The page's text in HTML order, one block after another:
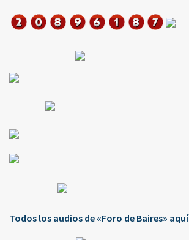
Todos los audios de «Foro de Baires» aquí